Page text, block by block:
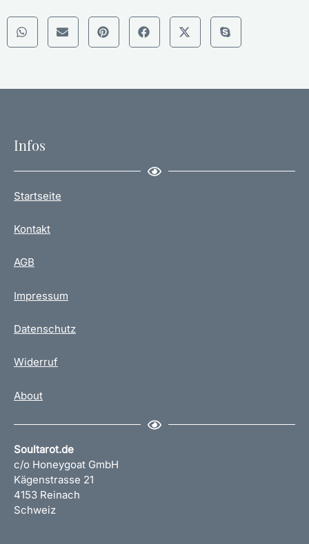
Infos
Startseite
Kontakt
AGB
Impressum
Datenschutz
Widerruf
About
Soultarot.de
c/o Honeygoat GmbH
Kägenstrasse 21
4153 Reinach
Schweiz